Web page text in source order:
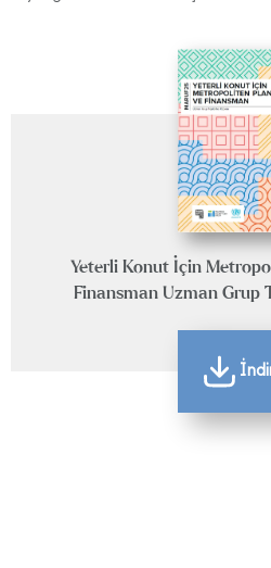
Yeterli Konut İçin
Finansman Uzman Grup